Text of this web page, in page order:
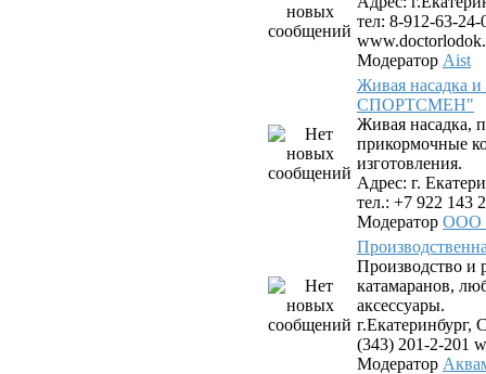
тел: 8-912-63-
Модератор Aist
Живая насадка
СПОРТСМЕН"
Живая насадка,
прикормочные
изготовления.
Адрес: г.
тел.: +7 922 143
Модератор ООО
Производство
катамаранов,
аксессуары.
г.Екатеринбург,
(343) 201-2-201
Модератор